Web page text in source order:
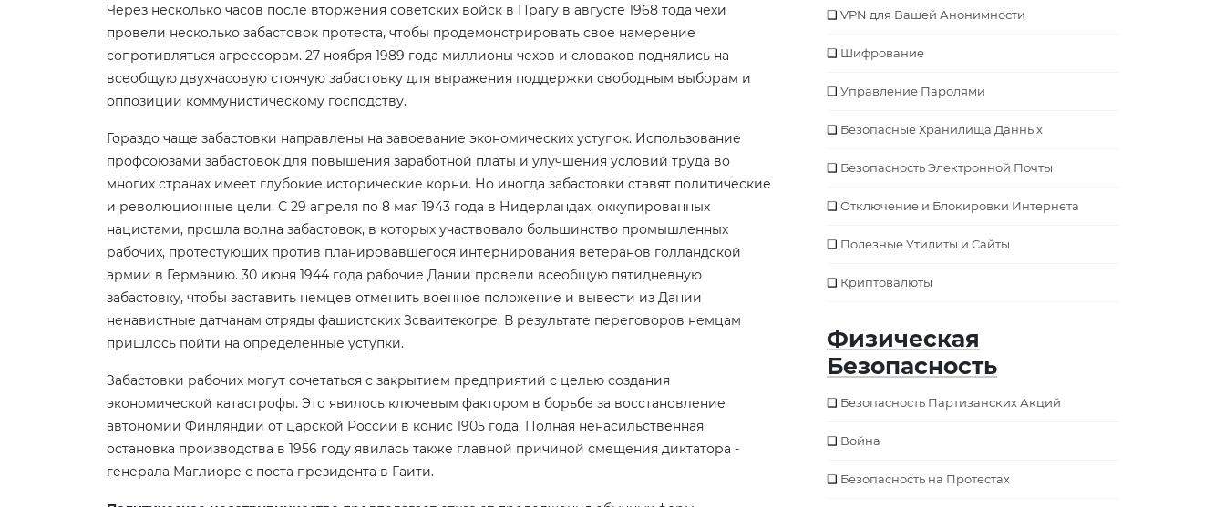
Через несколько часов после вторжения советских войск в Прагу в августе 1968 тода чехи
провели несколько забастовок протеста, чтобы продемонстрировать свое намерение
сопротивляться агрессорам. 27 ноября 1989 года миллионы чехов и словаков поднялись на
всеобщую двухчасовую стоячую забастовку для выражения поддержки свободным выборам и
оппозиции коммунистическому господству.
Гораздо чаще забастовки направлены на завоевание экономических уступок. Использование
профсоюзами забастовок для повышения заработной платы и улучшения условий труда во
многих странах имеет глубокие исторические корни. Но иногда забастовки ставят политические
и революционные цели. С 29 апреля по 8 мая 1943 года в Нидерландах, оккупированных
нацистами, прошла волна забастовок, в которых участвовало большинство промышленных
рабочих, протестующих против планировавшегося интернирования ветеранов голландской
армии в Германию. 30 июня 1944 года рабочие Дании провели всеобщую пятидневную
забастовку, чтобы заставить немцев отменить военное положение и вывести из Дании
ненавистные датчанам отряды фашистских Зсваитекогре. В результате переговоров немцам
пришлось пойти на определенные уступки.
Забастовки рабочих могут сочетаться с закрытием предприятий с целью создания
экономической катастрофы. Это явилось ключевым фактором в борьбе за восстановление
автономии Финляндии от царской России в конис 1905 года. Полная ненасильственная
остановка производства в 1956 году явилась также главной причиной смещения диктатора -
генерала Маглиоре с поста президента в Гаити.
VPN для Вашей Анонимности
Шифрование
Управление Паролями
Безопасные Хранилища Данных
Безопасность Электронной Почты
Отключение и Блокировки Интернета
Полезные Утилиты и Сайты
Криптовалюты
Физическая
Безопасность
Безопасность Партизанских Акций
Война
Безопасность на Протестах